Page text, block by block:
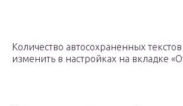
Количество автосохраненных
изменить в настройках на вкладке